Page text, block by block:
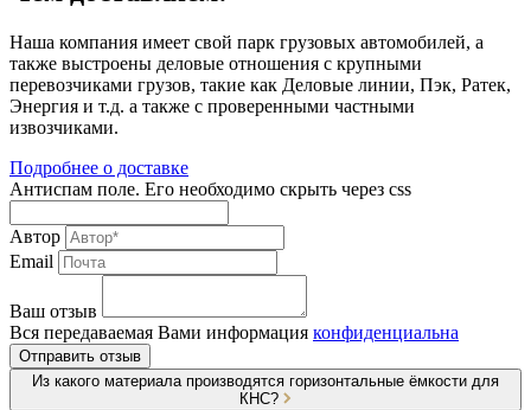
Наша компания имеет свой парк грузовых автомобилей, а
также выстроены деловые отношения с крупными
перевозчиками грузов, такие как Деловые линии, Пэк, Ратек,
Энергия и т.д. а также с проверенными частными
извозчиками.
Подробнее о доставке
Антиспам поле. Его необходимо скрыть через css
Автор
Email
Ваш отзыв
Вся передаваемая Вами информация конфиденциальна
Отправить отзыв
Из какого материала производятся горизонтальные ёмкости для
КНС?